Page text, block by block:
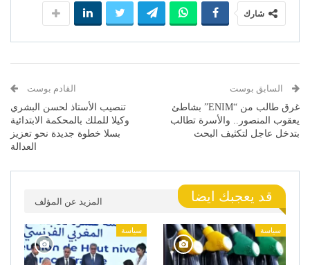
شارك
السابق بوست
غرق طالب من “ENIM” بشاطئ
يعقوب المنصور.. والأسرة تطالب
بتدخل عاجل لتكثيف البحث
القادم بوست
تنصيب الأستاذ لحسن البشري
وكيلا للملك بالمحكمة الابتدائية
بسلا خطوة جديدة نحو تعزيز
العدالة
قد يعجبك ايضا المزيد عن المؤلف
سياسة سياسة